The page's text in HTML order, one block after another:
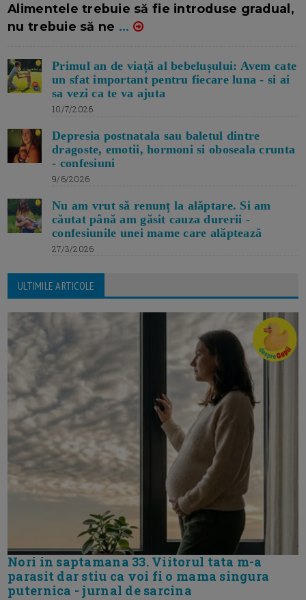
Alimentele trebuie să fie introduse gradual,
nu trebuie să ne ...
Primul an de viață al bebelușului: Avem cate
un sfat important pentru fiecare luna - si ai
sa vezi ca te va ajuta
10/7/2026
Depresia postnatala sau baletul dintre
dragoste, emotii, hormoni si oboseala crunta
- confesiuni
9/6/2026
Nu am vrut să renunț la alăptare. Si am
căutat până am găsit cauza durerii -
confesiunile unei mame care alăptează
27/3/2026
ULTIMILE ARTICOLE
Nori in saptamana 33. Viitorul tata m-a
parasit dar stiu ca voi fi o mama singura
puternica - jurnal de sarcina